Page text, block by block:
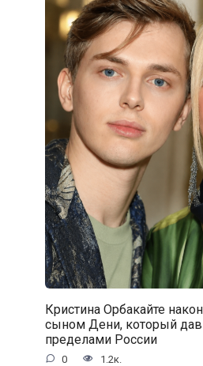
Кристина Орбакайте
сыном Дени, который
пределами России
0 1.2к.